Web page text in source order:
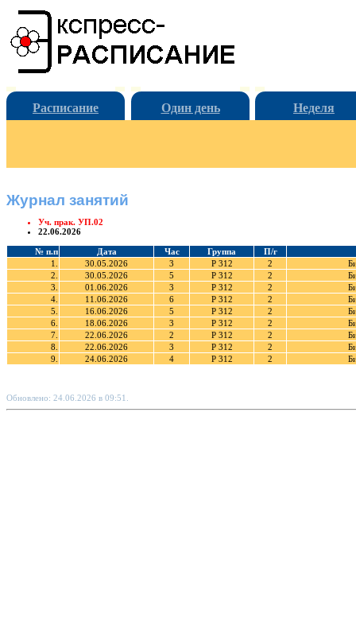
Расписание Один день Неделя
Журнал занятий
Уч. прак. УП.02
22.06.2026
№ п.п Дата Час Группа
П/г
1.
30.05.2026 3 Р 312 2
2.
30.05.2026 5 Р 312 2
3.
01.06.2026 3 Р 312 2
4.
11.06.2026 6 Р 312 2
5.
16.06.2026 5 Р 312 2
6.
18.06.2026 3 Р 312 2
7.
22.06.2026 2 Р 312 2
8.
22.06.2026 3 Р 312 2
9.
24.06.2026 4 Р 312 2
Обновлено: 24.06.2026 в 09:51.